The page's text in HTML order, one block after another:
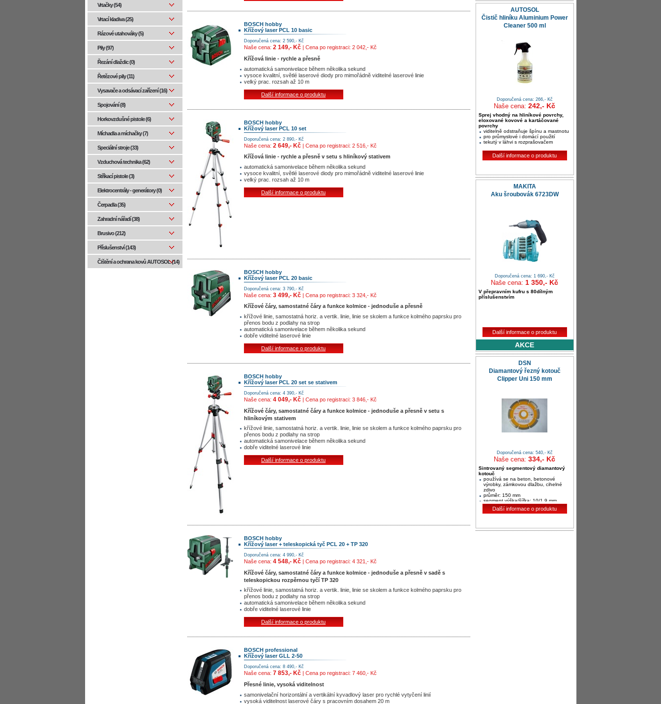
BOSCH hobby
Křížový laser PCL 10 basic
Doporučená cena: 2 590,- Kč
Naše cena: 2 149,- Kč | Cena po registraci: 2 042,- Kč
Křížová linie - rychle a přesně
automatická samonivelace během několika sekund
vysoce kvalitní, světlé laserové diody pro mimořádně viditelné laserové linie
velký prac. rozsah až 10 m
Další informace o produktu
BOSCH hobby
Křížový laser PCL 10 set
Doporučená cena: 2 890,- Kč
Naše cena: 2 649,- Kč | Cena po registraci: 2 516,- Kč
Křížová linie - rychle a přesně v setu s hliníkový stativem
automatická samonivelace během několika sekund
vysoce kvalitní, světlé laserové diody pro mimořádně viditelné laserové linie
velký prac. rozsah až 10 m
Další informace o produktu
BOSCH hobby
Křížový laser PCL 20 basic
Doporučená cena: 3 790,- Kč
Naše cena: 3 499,- Kč | Cena po registraci: 3 324,- Kč
Křížové čáry, samostatné čáry a funkce kolmice - jednoduše a přesně
křížové linie, samostatná horiz. a vertik. linie, linie se skolem a funkce kolmého paprsku pro
přenos bodu z podlahy na strop
automatická samonivelace během několika sekund
dobře viditelné laserové linie
Další informace o produktu
BOSCH hobby
Křížový laser PCL 20 set se stativem
Doporučená cena: 4 390,- Kč
Naše cena: 4 049,- Kč | Cena po registraci: 3 846,- Kč
Křížové čáry, samostatné čáry a funkce kolmice - jednoduše a přesně v setu s
hliníkovým stativem
křížové linie, samostatná horiz. a vertik. linie, linie se skolem a funkce kolmého paprsku pro
přenos bodu z podlahy na strop
automatická samonivelace během několika sekund
dobře viditelné laserové linie
Další informace o produktu
BOSCH hobby
Křížový laser + teleskopická tyč PCL 20 + TP 320
Doporučená cena: 4 990,- Kč
Naše cena: 4 548,- Kč | Cena po registraci: 4 321,- Kč
Křížové čáry, samostatné čáry a funkce kolmice - jednoduše a přesně v sadě s
teleskopickou rozpěrnou tyčí TP 320
křížové linie, samostatná horiz. a vertik. linie, linie se skolem a funkce kolmého paprsku pro
přenos bodu z podlahy na strop
automatická samonivelace během několika sekund
dobře viditelné laserové linie
Další informace o produktu
BOSCH professional
Křížový laser GLL 2-50
Doporučená cena: 8 490,- Kč
Naše cena: 7 853,- Kč
| Cena po registraci: 7 460,- Kč
Přesné linie, vysoká viditelnost
samonivelační horizontální a vertikální kyvadlový laser pro rychlé vytyčení linií
vysoká viditelnost laserové čáry s pracovním dosahem 20 m
AUTOSOL
Čistič hliníku Aluminium Power
Cleaner 500 ml
Doporučená cena: 266,- Kč
Naše cena: 242,- Kč
Sprej vhodný na hliníkové povrchy,
eloxované kovové a kartáčované
povrchy
viditelně odstraňuje špínu a mastnotu
pro průmyslové i domácí použití
tekutý v láhvi s rozprašovačem
Další informace o produktu
MAKITA
Aku šroubovák 6723DW
Doporučená cena: 1 690,- Kč
Naše cena: 1 350,- Kč
V přepravním kufru s 80dílným
příslušenstvím
Další informace o produktu
AKCE
DSN
Diamantový řezný kotouč
Clipper Uni 150 mm
Doporučená cena: 540,- Kč
Naše cena: 334,- Kč
Sintrovaný segmentový diamantový
kotouč
používá se na beton, betonové
výrobky, zámkovou dlažbu, cihelné
zdivo
průměr: 150 mm
segment výška/šířka: 10/1,9 mm
Další informace o produktu
Vrtačky (54)
Vrtací kladiva (25)
Rázové utahováky (5)
Pily (97)
Řezání dlaždic (0)
Řetězové pily (11)
Vysavače a odsávací zařízení (16)
Spojování (8)
Horkovzdušné pistole (6)
Míchadla a míchačky (7)
Speciální stroje (33)
Vzduchová technika (62)
Stříkací pistole (3)
Elektrocentrály - generátory (0)
Čerpadla (35)
Zahradní nářadí (38)
Brusivo (212)
Příslušenství (143)
Čištění a ochrana kovů AUTOSOL (14)